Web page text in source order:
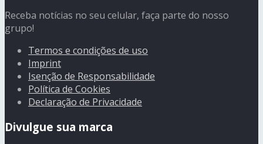
Receba notícias no seu celular, faça parte do nosso
grupo!
Termos e condições de uso
Imprint
Isenção de Responsabilidade
Política de Cookies
Declaração de Privacidade
Divulgue sua marca